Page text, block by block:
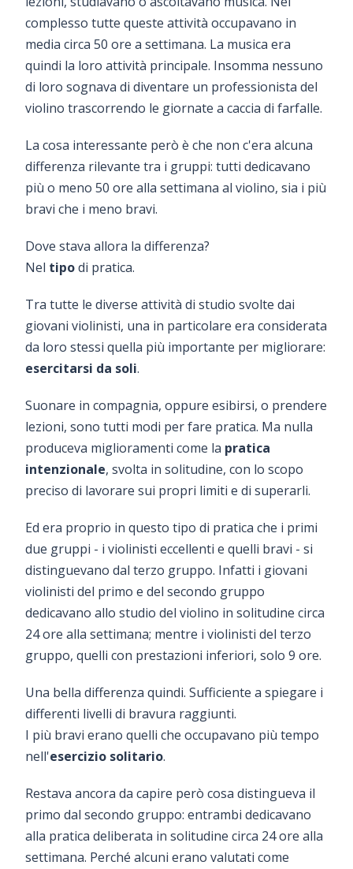
complesso tutte queste attività occupavano in
media circa 50 ore a settimana. La musica era
quindi la loro attività principale. Insomma nessuno
di loro sognava di diventare un professionista del
violino trascorrendo le giornate a caccia di farfalle.
La cosa interessante però è che non c'era alcuna
differenza rilevante tra i gruppi: tutti dedicavano
più o meno 50 ore alla settimana al violino, sia i più
bravi che i meno bravi.
Dove stava allora la differenza?
Nel tipodi pratica.
Tra tutte le diverse attività di studio svolte dai
giovani violinisti, una in particolare era considerata
da loro stessi quella più importante per migliorare:
esercitarsi da soli.
Suonare in compagnia, oppure esibirsi, o prendere
lezioni, sono tutti modi per fare pratica. Ma nulla
produceva miglioramenti come la pratica
intenzionale, svolta in solitudine, con lo scopo
preciso di lavorare sui propri limiti e di superarli.
Ed era proprio in questo tipo di pratica che i primi
due gruppi - i violinisti eccellenti e quelli bravi - si
distinguevano dal terzo gruppo. Infatti i giovani
violinisti del primo e del secondo gruppo
dedicavano allo studio del violino in solitudine circa
24 ore alla settimana; mentre i violinisti del terzo
gruppo, quelli con prestazioni inferiori, solo 9 ore.
Una bella differenza quindi. Sufficiente a spiegare i
differenti livelli di bravura raggiunti.
I più bravi erano quelli che occupavano più tempo
nell'esercizio solitario.
Restava ancora da capire però cosa distingueva il
primo dal secondo gruppo: entrambi dedicavano
alla pratica deliberata in solitudine circa 24 ore alla
settimana. Perché alcuni erano valutati come